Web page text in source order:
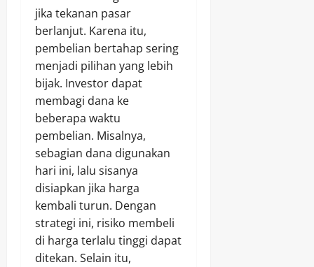
jika tekanan pasar
berlanjut. Karena itu,
pembelian bertahap sering
menjadi pilihan yang lebih
bijak. Investor dapat
membagi dana ke
beberapa waktu
pembelian. Misalnya,
sebagian dana digunakan
hari ini, lalu sisanya
disiapkan jika harga
kembali turun. Dengan
strategi ini, risiko membeli
di harga terlalu tinggi dapat
ditekan. Selain itu,